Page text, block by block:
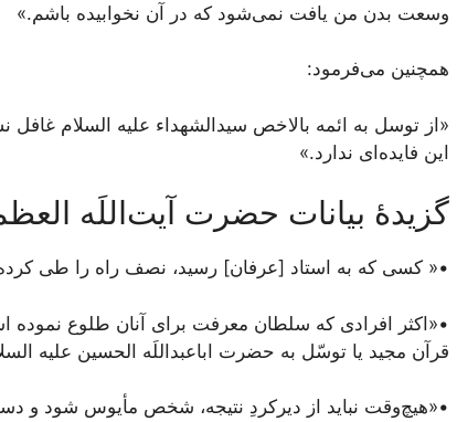
وسعت بدن من یافت نمی‌شود که در آن نخوابیده باشم.»
همچنین می‌فرمود:
«از توسل به ائمه بالاخص سیدالشهداء علیه السلام
این فایده‌ای ندارد.»
گزیدۀ بیانات حضرت آیت‌اللَه
•« کسی که به استاد [عرفان] رسید، نصف راه را طی
•«اکثر افرادی که سلطان معرفت برای آنان طلوع
قرآن مجید یا توسّل به حضرت اباعبداللَه الحسین علیه
•«هیچ‌وقت نباید از دیرکردِ نتیجه، شخص مأیوس شود و